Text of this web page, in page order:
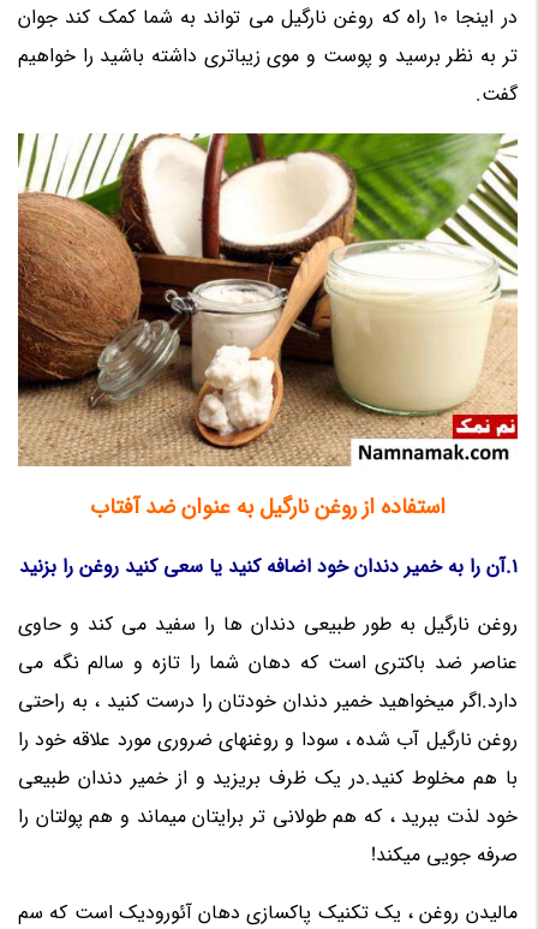
در اینجا 10 راه که روغن نارگیل می تواند به شما کمک کند جوان
تر به نظر برسید و پوست و موی زیباتری داشته باشید را خواهیم
گفت.
استفاده از روغن نارگیل به عنوان ضد آفتاب
1.آن را به خمیر دندان خود اضافه کنید یا سعی کنید روغن را بزنید
روغن نارگیل به طور طبیعی دندان ها را سفید می کند و حاوی
عناصر ضد باکتری است که دهان شما را تازه و سالم نگه می
دارد.اگر میخواهید خمیر دندان خودتان را درست کنید ، به راحتی
روغن نارگیل آب شده ، سودا و روغنهای ضروری مورد علاقه خود را
با هم مخلوط کنید.در یک ظرف بریزید و از خمیر دندان طبیعی
خود لذت ببرید ، که هم طولانی تر برایتان میماند و هم پولتان را
صرفه جویی میکند!
مالیدن روغن ، یک تکنیک پاکسازی دهان آئورودیک است که سم